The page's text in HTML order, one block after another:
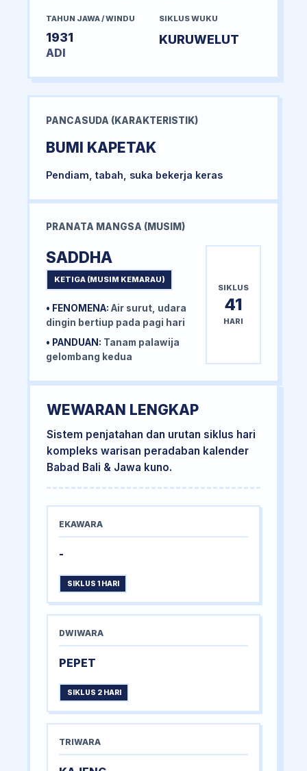
TAHUN JAWA / WINDU
1931
ADI
SIKLUS WUKU
KURUWELUT
PANCASUDA (KARAKTERISTIK)
BUMI KAPETAK
Pendiam, tabah, suka bekerja keras
PRANATA MANGSA (MUSIM)
SADDHA
KETIGA (MUSIM KEMARAU)
• FENOMENA: Air surut, udara
dingin bertiup pada pagi hari
• PANDUAN: Tanam palawija
gelombang kedua
SIKLUS
41
HARI
WEWARAN LENGKAP
Sistem penjatahan dan urutan siklus hari
kompleks warisan peradaban kalender
Babad Bali & Jawa kuno.
EKAWARA
-
SIKLUS 1 HARI
DWIWARA
PEPET
SIKLUS 2 HARI
TRIWARA